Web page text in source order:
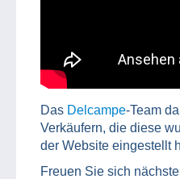
Das Delcampe-Team
Verkäufern, die diese
der Website eingestellt
Freuen Sie sich